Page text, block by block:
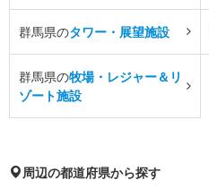
群馬県のタワー・展望施設
群馬県の牧場・レジャー＆リ
ゾート施設
周辺の都道府県から探す